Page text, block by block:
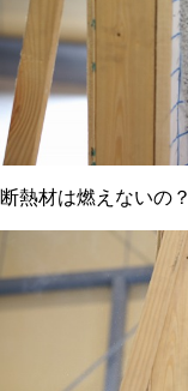
断熱材は燃えないの？